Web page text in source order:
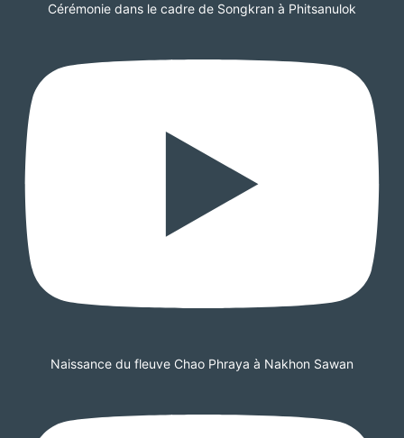
Cérémonie dans le cadre de Songkran à Phitsanulok
Naissance du fleuve Chao Phraya à Nakhon Sawan